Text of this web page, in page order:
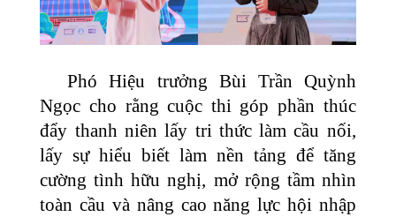
Phó Hiệu trưởng Bùi Trần Quỳnh
Ngọc cho rằng cuộc thi góp phần thúc
đẩy thanh niên lấy tri thức làm cầu nối,
lấy sự hiểu biết làm nền tảng để tăng
cường tình hữu nghị, mở rộng tầm nhìn
toàn cầu và nâng cao năng lực hội nhập